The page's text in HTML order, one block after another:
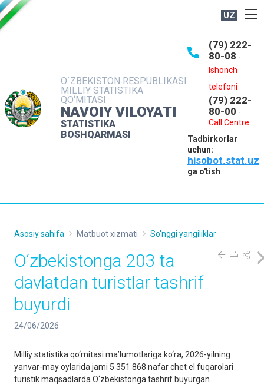
UZ
O`ZBEKISTON RESPUBLIKASI
MILLIY STATISTIKA
QO‘MITASI
NAVOIY VILOYATI
STATISTIKA
BOSHQARMASI
(79) 222-
80-08 -
Ishonch
telefoni
(79) 222-
80-00 -
Call Centre
Tadbirkorlar
uchun:
hisobot.stat.uz
ga o'tish
OCHIQ MA'LUMOTLAR
INTERAKTIV XIZMATLAR
MUROJAATLAR
Asosiy sahifa Matbuot xizmati So'nggi yangiliklar
O‘zbekistonga 203 ta
davlatdan turistlar tashrif
buyurdi
24/06/2026
Milliy statistika qo‘mitasi ma’lumotlariga ko‘ra, 2026-yilning
yanvar-may oylarida jami 5 351 868 nafar chet el fuqarolari
turistik maqsadlarda O‘zbekistonga tashrif buyurgan.